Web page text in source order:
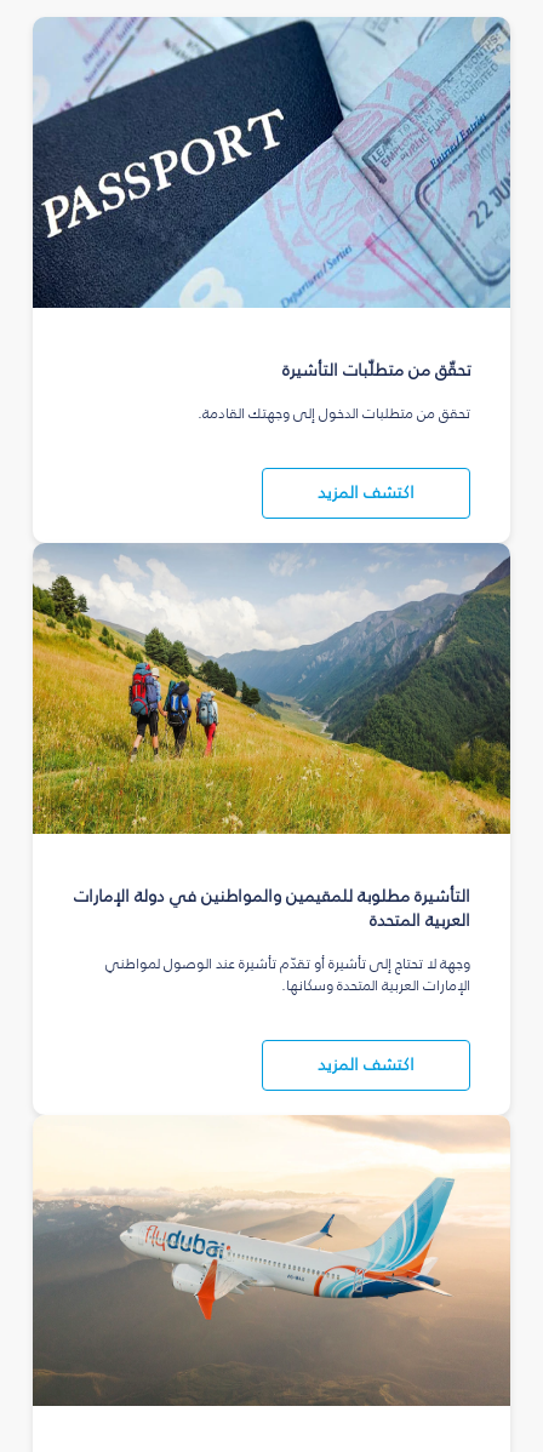
تحقّق من متطلّبات التأشيرة
تحقق من متطلبات الدخول إلى وجهتك القادمة.
اكتشف المزيد
التأشيرة مطلوبة للمقيمين والمواطنين في دولة الإمارات
العربية المتحدة
وجهة لا تحتاج إلى تأشيرة أو تقدّم تأشيرة عند الوصول لمواطني
الإمارات العربية المتحدة وسكانها.
اكتشف المزيد